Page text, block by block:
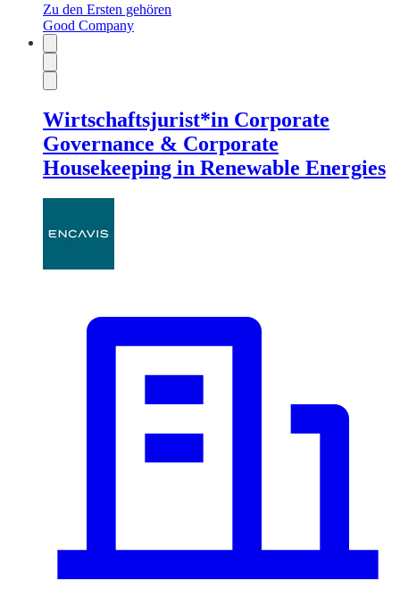
Zu den Ersten gehören
Good Company
Wirtschaftsjurist*in Corporate
Governance & Corporate
Housekeeping in Renewable Energies